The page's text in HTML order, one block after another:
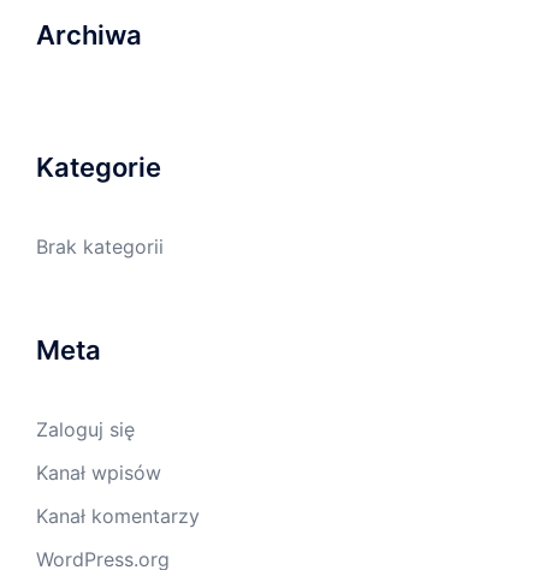
Archiwa
Kategorie
Brak kategorii
Meta
Zaloguj się
Kanał wpisów
Kanał komentarzy
WordPress.org